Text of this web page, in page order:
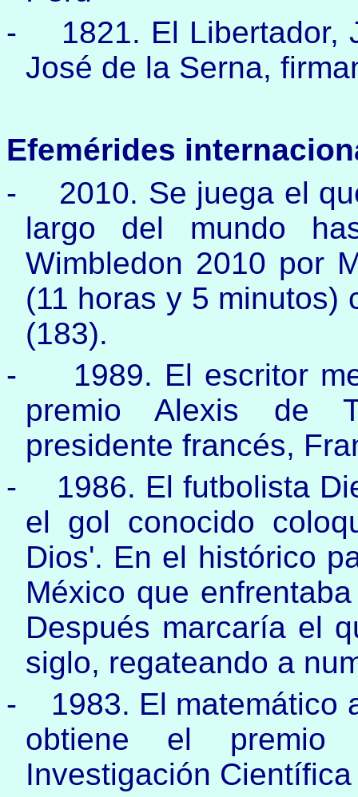
-
1821. El Libertador,
José de la Serna,
Efemérides
-
2010. Se juega el
largo del mundo
Wimbledon 2010 por
(11 horas y 5 minutos)
(183).
-
1989. El escritor
premio Alexis de
presidente francés,
-
1986. El futbolista
el gol conocido
Dios'. En el histórico
México que
Después marcaría el
siglo, regateando a
-
1983. El matemático
obtiene el premio
Investigación